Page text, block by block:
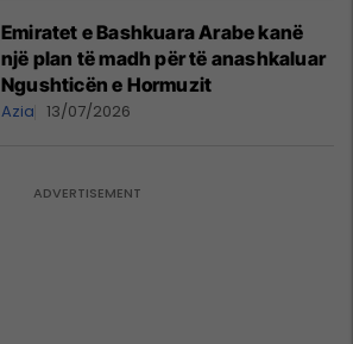
Emiratet e Bashkuara Arabe kanë
një plan të madh për të anashkaluar
Ngushticën e Hormuzit
Azia 13/07/2026